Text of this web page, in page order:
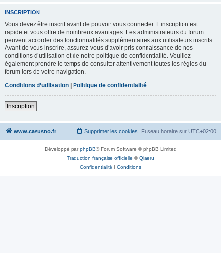
INSCRIPTION
Vous devez être inscrit avant de pouvoir vous connecter. L’inscription est
rapide et vous offre de nombreux avantages. Les administrateurs du forum
peuvent accorder des fonctionnalités supplémentaires aux utilisateurs inscrits.
Avant de vous inscrire, assurez-vous d’avoir pris connaissance de nos
conditions d’utilisation et de notre politique de confidentialité. Veuillez
également prendre le temps de consulter attentivement toutes les règles du
forum lors de votre navigation.
Conditions d’utilisation | Politique de confidentialité
Inscription
www.casusno.fr Fuseau horaire sur UTC+02:00
Supprimer les cookies
Développé parphpBB® Forum Software © phpBB Limited
Traduction française officielle ©Qiaeru
Confidentialité | Conditions